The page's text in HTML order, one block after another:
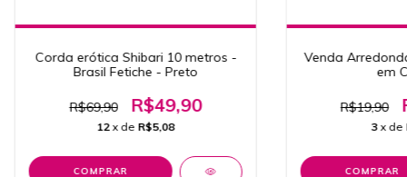
Corda erótica Shibari 10 metros -
Brasil Fetiche - Preto
R$69,90 R$49,90
12 x de R$5,08
Venda
em
R$19,90
3 x de